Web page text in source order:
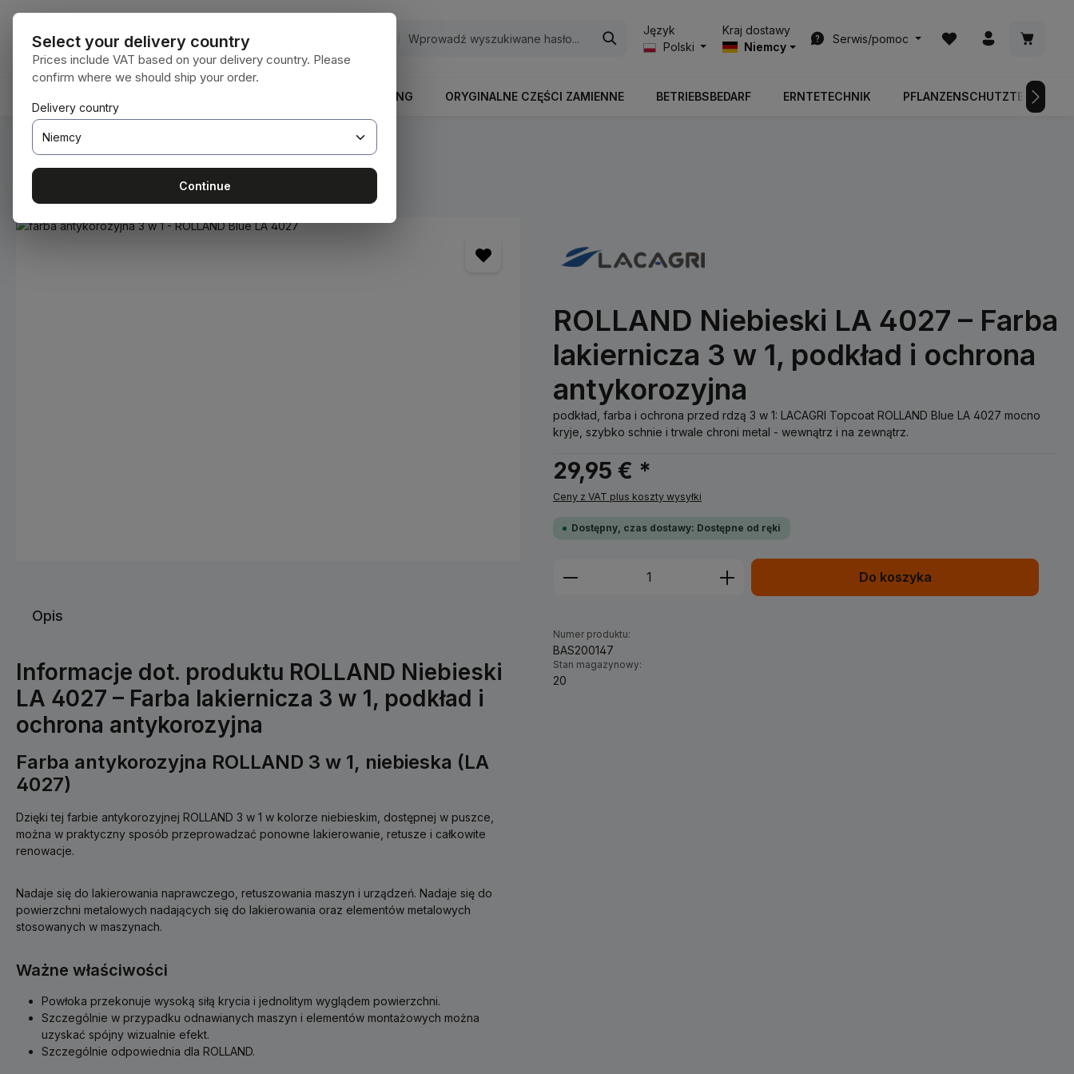
do głównej zawartości
Przejdź do wyszukiwania
Przejdź do głównej nawigacji
Język
Polski
Kraj dostawy
Niemcy
Serwis/pomoc
Masz 0 przedmioty na
BODENBEARBEITUNG ORYGINALNE CZĘŚCI ZAMIENNE BETRIEBSBEDARF ERNTETECHNIK PFLANZENSCHUTZTECHNIK
Jesteś tutaj: Home Materiały eksploatacyjne Farby i lakiery
Pomiń galerię zdjęć
ROLLAND Niebieski LA 4027 – Farba
lakiernicza 3 w 1, podkład i ochrona
antykorozyjna
podkład, farba i ochrona przed rdzą 3 w 1: LACAGRI Topcoat ROLLAND Blue LA 4027 mocno
kryje, szybko schnie i trwale chroni metal - wewnątrz i na zewnątrz.
29,95 € *
Ceny z VAT plus koszty wysyłki
Dostępny, czas dostawy: Dostępne od ręki
Ilość produktu: Wprowadź żądaną ilość lub użyj
Do koszyka
Numer produktu:
BAS200147
Stan magazynowy:
20
Opis
Informacje dot. produktu ROLLAND Niebieski
LA 4027 – Farba lakiernicza 3 w 1, podkład i
ochrona antykorozyjna
Farba antykorozyjna ROLLAND 3 w 1, niebieska (LA
4027)
Dzięki tej farbie antykorozyjnej ROLLAND 3 w 1 w kolorze niebieskim, dostępnej w puszce,
można w praktyczny sposób przeprowadzać ponowne lakierowanie, retusze i całkowite
renowacje.
Nadaje się do lakierowania naprawczego, retuszowania maszyn i urządzeń. Nadaje się do
powierzchni metalowych nadających się do lakierowania oraz elementów metalowych
stosowanych w maszynach.
Ważne właściwości
Powłoka przekonuje wysoką siłą krycia i jednolitym wyglądem powierzchni.
Szczególnie w przypadku odnawianych maszyn i elementów montażowych można
uzyskać spójny wizualnie efekt.
Szczególnie odpowiednia dla ROLLAND.
Select your delivery country
Prices include VAT based on your delivery country. Please
confirm where we should ship your order.
Delivery country
Continue